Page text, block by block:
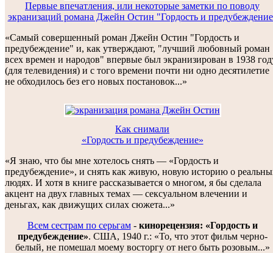
Первые впечатления, или некоторые заметки по поводу
экранизаций романа Джейн Остин "Гордость и
«Самый совершенный роман Джейн Остин "Гордость и
предубеждение" и, как утверждают, "лучший любовный роман
всех времен и народов" впервые был экранизирован в 1938
(для телевидения) и с того времени почти ни одно десятилетие
не обходилось без его новых постановок...»
Как снимали
«Гордость и предубеждение»
«Я знаю, что бы мне хотелось снять — «Гордость и
предубеждение», и снять как живую, новую историю о
людях. И хотя в книге рассказывается о многом, я бы сделала
акцент на двух главных темах — сексуальном влечении и
деньгах, как движущих силах сюжета...»
Всем сестрам по серьгам- кинорецензия: «Гордость и
предубеждение». США, 1940 г.: «То, что этот фильм черно-
белый, не помешал моему восторгу от него быть розовым...»